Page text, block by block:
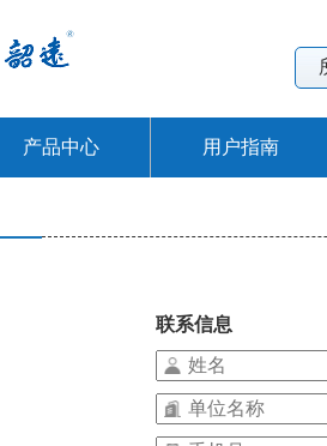
产品中心 用户指南
联系信息